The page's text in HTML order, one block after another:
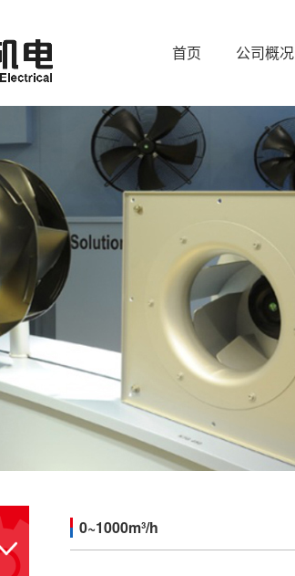
首页 公司概况
0~1000m³/h